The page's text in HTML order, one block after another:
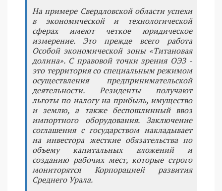
На примере Свердловской области успехи
в экономической и технологической
сферах имеют четкое юридическое
измерение. Это прежде всего работа
Особой экономической зоны «Титановая
долина». С правовой точки зрения ОЭЗ -
это территория со специальным режимом
осуществления предпринимательской
деятельности. Резиденты получают
льготы по налогу на прибыль, имущество
и землю, а также беспошлинный ввоз
импортного оборудования. Заключение
соглашения с государством накладывает
на инвестора жесткие обязательства по
объему капитальных вложений и
созданию рабочих мест, которые строго
мониторятся Корпорацией развития
Среднего Урала.